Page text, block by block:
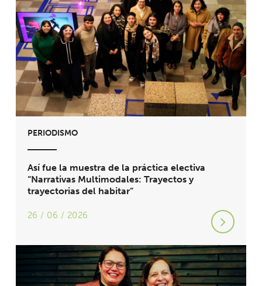
PERIODISMO
Así fue la muestra de la práctica electiva
“Narrativas Multimodales: Trayectos y
trayectorias del habitar”
26 / 06 / 2026